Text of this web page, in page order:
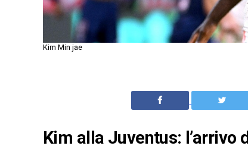
Kim Min jae
Kim alla Juventus: l’arrivo